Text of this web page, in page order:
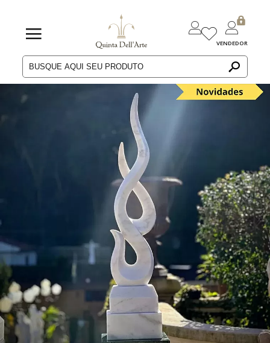
VENDEDOR